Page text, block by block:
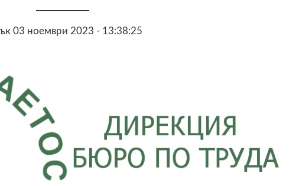
03 ноември 2023 - 13:38:25